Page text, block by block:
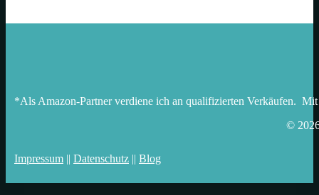
*Als Amazon-Partner verdiene ich an qualifizierten Verkäufen.
©
Impressum || Datenschutz || Blog